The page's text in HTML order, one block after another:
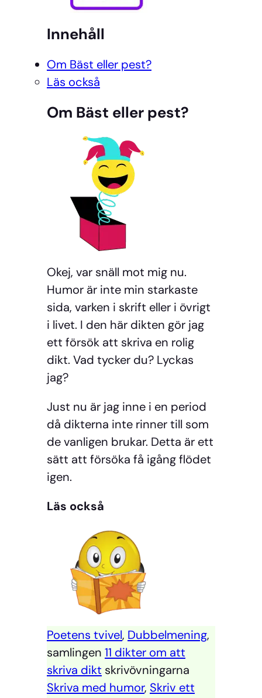
Innehåll
Om Bäst eller pest?
Läs också
Om Bäst eller pest?
Okej, var snäll mot mig nu.
Humor är inte min starkaste
sida, varken i skrift eller i övrigt
i livet. I den här dikten gör jag
ett försök att skriva en rolig
dikt. Vad tycker du? Lyckas
jag?
Just nu är jag inne i en period
då dikterna inte rinner till som
de vanligen brukar. Detta är ett
sätt att försöka få igång flödet
igen.
Läs också
Poetens tvivel, Dubbelmening,
samlingen 11 dikter om att
skriva dikt skrivövningarna
Skriva med humor, Skriv ett